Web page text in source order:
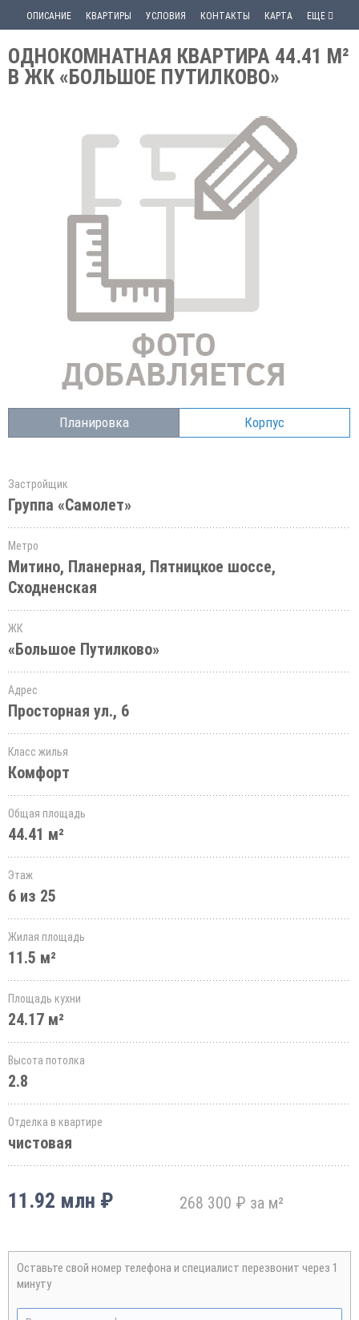
ОПИСАНИЕ КВАРТИРЫ УСЛОВИЯ КОНТАКТЫ КАРТА ЕЩЕ
ОДНОКОМНАТНАЯ КВАРТИРА 44.41 М²
В ЖК «БОЛЬШОЕ ПУТИЛКОВО»
Планировка Корпус
Застройщик
Группа «Самолет»
Метро
Митино, Планерная, Пятницкое шоссе,
Сходненская
ЖК
«Большое Путилково»
Адрес
Просторная ул., 6
Класс жилья
Комфорт
Общая площадь
44.41 м²
Этаж
6 из 25
Жилая площадь
11.5 м²
Площадь кухни
24.17 м²
Высота потолка
2.8
Отделка в квартире
чистовая
11.92 млн ₽ 268 300 ₽ за м²
Оставьте свой номер телефона и специалист перезвонит через 1
минуту